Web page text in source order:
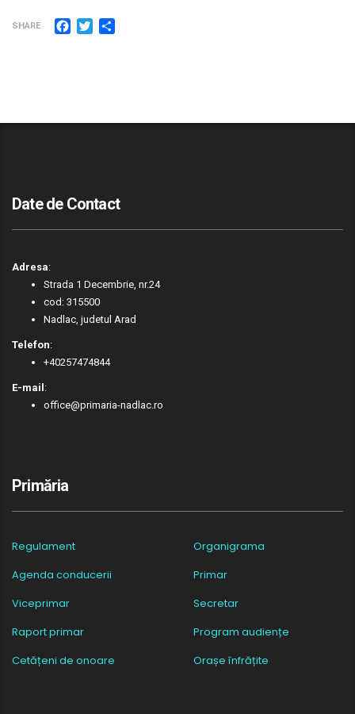
SHARE Facebook
Twitter
Date de Contact
Adresa:
Strada 1 Decembrie, nr.24
cod: 315500
Nadlac, judetul Arad
Telefon:
+40257474844
E-mail:
office@primaria-nadlac.ro
Primăria
Regulament
Organigrama
Agenda conducerii
Primar
Viceprimar
Secretar
Raport primar
Program audiențe
Cetățeni de onoare
Orașe înfrățite